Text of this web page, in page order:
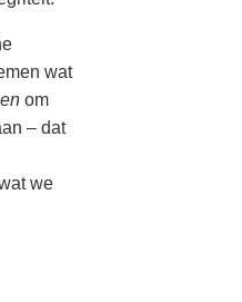
wat
om
– dat
we